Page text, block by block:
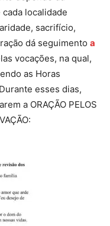
localidade
sacrifício,
dá seguimento a
vocações, na qual,
as Horas
esses dias,
a ORAÇÃO PELOS